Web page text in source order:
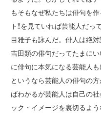
もそもなぜ私たちは俳句を
ト!!を見ていれば芸能人だっ
目雅子も詠んだ。俳人は絶
吉田類の俳句だってたまに
に俳句に本気になる芸能人
というなら芸能人の俳句の
ばわかるが芸能人は自己の
ック・イメージを裏切るよ